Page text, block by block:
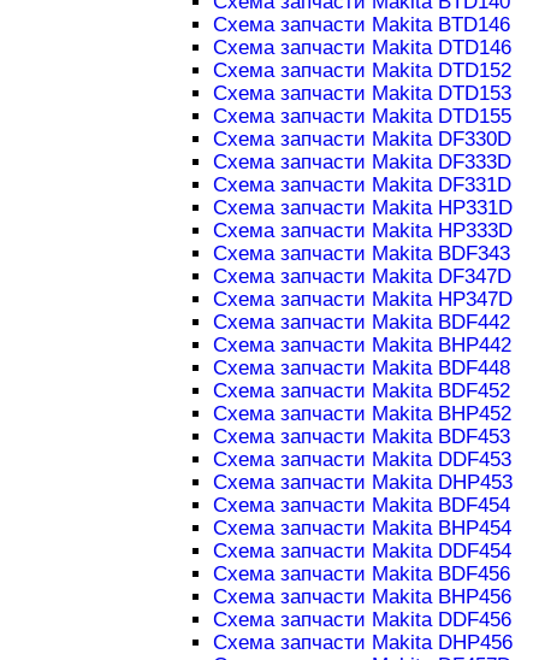
Схема запчасти Makita BTD146
Схема запчасти Makita DTD146
Схема запчасти Makita DTD152
Схема запчасти Makita DTD153
Схема запчасти Makita DTD155
Схема запчасти Makita DF330D
Схема запчасти Makita DF333D
Схема запчасти Makita DF331D
Схема запчасти Makita HP331D
Схема запчасти Makita HP333D
Схема запчасти Makita BDF343
Схема запчасти Makita DF347D
Схема запчасти Makita HP347D
Схема запчасти Makita BDF442
Схема запчасти Makita BHP442
Схема запчасти Makita BDF448
Схема запчасти Makita BDF452
Схема запчасти Makita BHP452
Схема запчасти Makita BDF453
Схема запчасти Makita DDF453
Схема запчасти Makita DHP453
Схема запчасти Makita BDF454
Схема запчасти Makita BHP454
Схема запчасти Makita DDF454
Схема запчасти Makita BDF456
Схема запчасти Makita BHP456
Схема запчасти Makita DDF456
Схема запчасти Makita DHP456